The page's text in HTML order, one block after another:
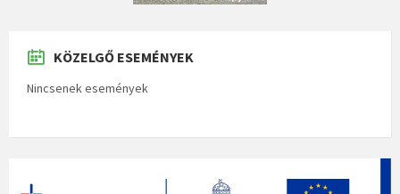
KÖZELGŐ ESEMÉNYEK
Nincsenek események